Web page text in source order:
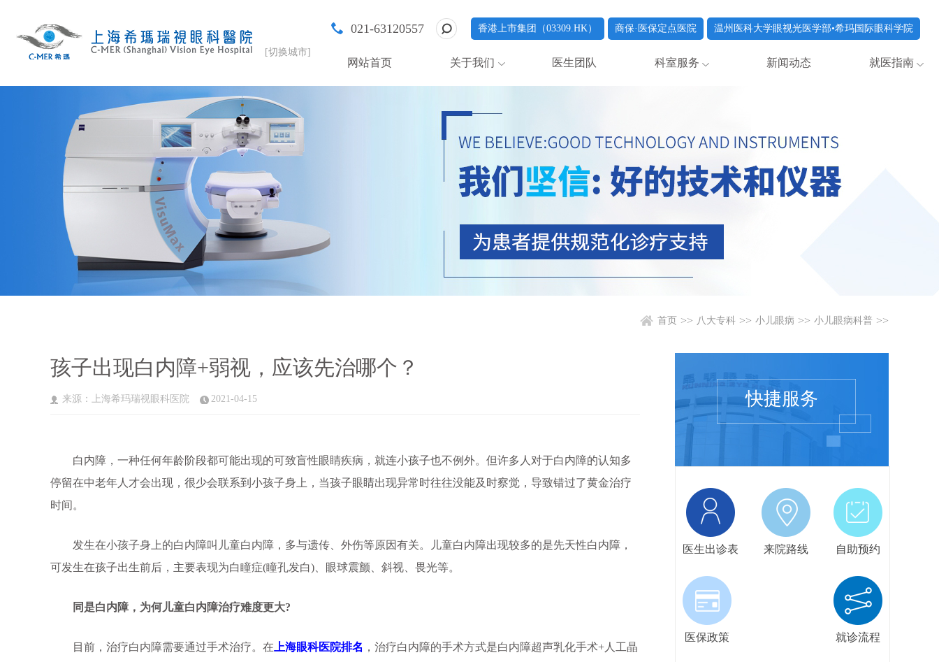
[切换城市]
021-63120557 香港上市集团（03309.HK） 商保·医保定点医院 温州医科大学眼视光医学部•希玛国际眼科学院
网站首页 关于我们 医生团队 科室服务 新闻动态 就医指南
首页 >> 八大专科 >> 小儿眼病 >> 小儿眼病科普 >>
孩子出现白内障+弱视，应该先治哪个？
来源：上海希玛瑞视眼科医院 2021-04-15
白内障，一种任何年龄阶段都可能出现的可致盲性眼睛疾病，就连小孩子也不例外。但许多人对于白内障的认知多
停留在中老年人才会出现，很少会联系到小孩子身上，当孩子眼睛出现异常时往往没能及时察觉，导致错过了黄金治疗
时间。
发生在小孩子身上的白内障叫儿童白内障，多与遗传、外伤等原因有关。儿童白内障出现较多的是先天性白内障，
可发生在孩子出生前后，主要表现为白瞳症(瞳孔发白)、眼球震颤、斜视、畏光等。
同是白内障，为何儿童白内障治疗难度更大?
目前，治疗白内障需要通过手术治疗。在 上海眼科医院排名 ，治疗白内障的手术方式是白内障超声乳化手术+人工晶
快捷服务
医生出诊表 来院路线 自助预约
医保政策 就诊流程